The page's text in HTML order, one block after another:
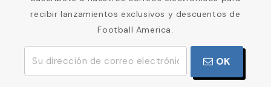
recibir lanzamientos exclusivos y descuentos de
Football America.
OK